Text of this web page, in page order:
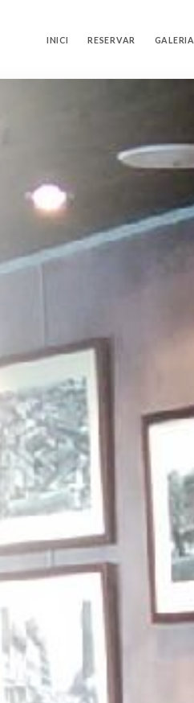
INICI RESERVAR GALERIA